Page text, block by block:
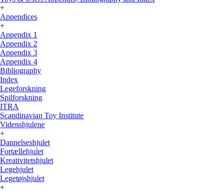
+
Appendices
+
Appendix 1
Appendix 2
Appendix 3
Appendix 4
Bibliography
Index
Legeforskning
Spilforskning
ITRA
Scandinavian Toy Institute
Videnshjulene
+
Dannelseshjulet
Fortællehjulet
Kreativitetshjulet
Legehjulet
Legetøjshjulet
+